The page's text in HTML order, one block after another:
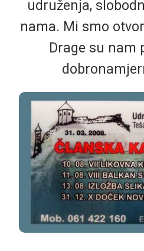
udruženja,
nama. Mi smo
Drage su nam